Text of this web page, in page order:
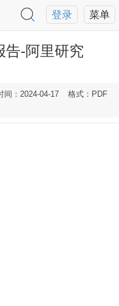
菜单
登录
告-阿里研究
间：2024-04-17
格式：PDF